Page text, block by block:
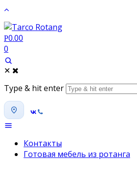
Р0.00
0
✕
Type & hit enter
Контакты
Готовая мебель из ротанга